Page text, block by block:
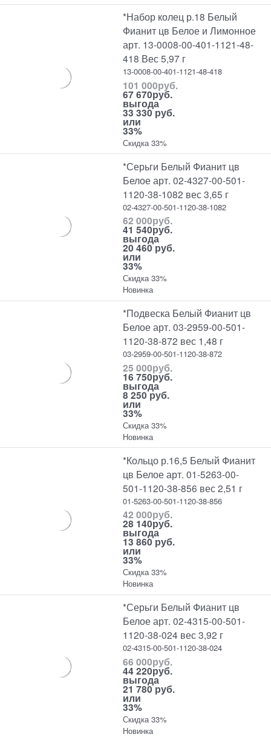
*Набор колец р.18 Белый
Фианит цв Белое и Лимонное
арт. 13-0008-00-401-1121-48-
418 Вес 5,97 г
13-0008-00-401-1121-48-418
101 000руб.
67 670руб.
выгода
33 330 руб.
или
33%
Скидка 33%
*Серьги Белый Фианит цв
Белое арт. 02-4327-00-501-
1120-38-1082 вес 3,65 г
02-4327-00-501-1120-38-1082
62 000руб.
41 540руб.
выгода
20 460 руб.
или
33%
Скидка 33%
Новинка
*Подвеска Белый Фианит цв
Белое арт. 03-2959-00-501-
1120-38-872 вес 1,48 г
03-2959-00-501-1120-38-872
25 000руб.
16 750руб.
выгода
8 250 руб.
или
33%
Скидка 33%
Новинка
*Кольцо р.16,5 Белый Фианит
цв Белое арт. 01-5263-00-
501-1120-38-856 вес 2,51 г
01-5263-00-501-1120-38-856
42 000руб.
28 140руб.
выгода
13 860 руб.
или
33%
Скидка 33%
Новинка
*Серьги Белый Фианит цв
Белое арт. 02-4315-00-501-
1120-38-024 вес 3,92 г
02-4315-00-501-1120-38-024
66 000руб.
44 220руб.
выгода
21 780 руб.
или
33%
Скидка 33%
Новинка